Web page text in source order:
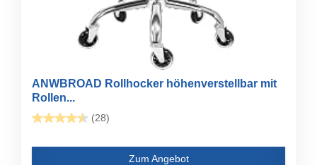
ANWBROAD Rollhocker höhenverstellbar mit
Rollen...
(28)
Zum Angebot